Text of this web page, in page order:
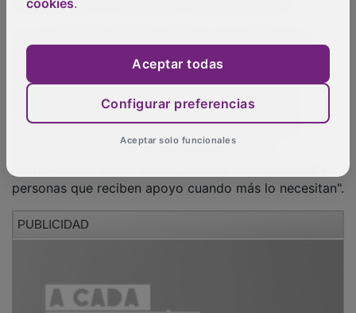
Guadalajara, donde la entidad cuenta con más de
8.600 personas socias, más de 4.600 personas
cookies.
Aceptar todas
Configurar preferencias
Aceptar solo funcionales